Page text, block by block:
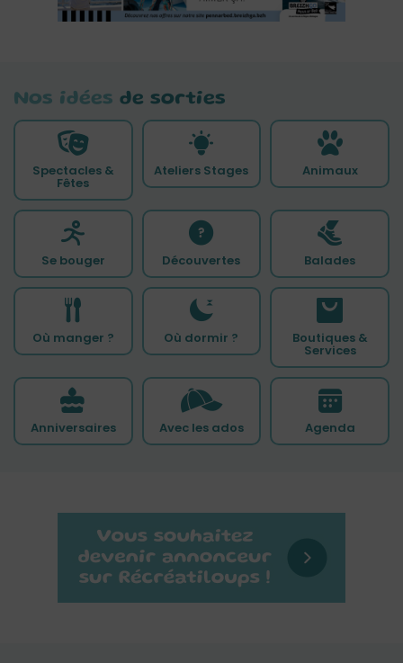
Nos idées de sorties
Spectacles &
Fêtes
Ateliers Stages Animaux
Se bouger Découvertes Balades
Où manger ? Où dormir ? Boutiques &
Services
Anniversaires Avec les ados Agenda